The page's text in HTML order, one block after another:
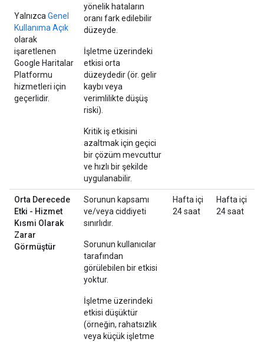
Yalnızca Genel
Kullanıma Açık
olarak
işaretlenen
Google Haritalar
Platformu
hizmetleri için
geçerlidir.
yönelik hataların
oranı fark edilebilir
düzeyde.
İşletme üzerindeki
etkisi orta
düzeydedir (ör. gelir
kaybı veya
verimlilikte düşüş
riski).
Kritik iş etkisini
azaltmak için geçici
bir çözüm mevcuttur
ve hızlı bir şekilde
uygulanabilir.
Orta Derecede
Etki - Hizmet
Kısmi Olarak
Zarar
Görmüştür
Sorunun kapsamı
ve/veya ciddiyeti
sınırlıdır.
Sorunun kullanıcılar
tarafından
görülebilen bir etkisi
yoktur.
İşletme üzerindeki
etkisi düşüktür
(örneğin, rahatsızlık
veya küçük işletme
Hafta içi
24 saat
Hafta içi
24 saat